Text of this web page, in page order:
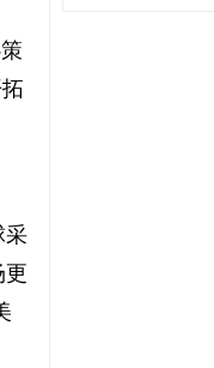
采
更